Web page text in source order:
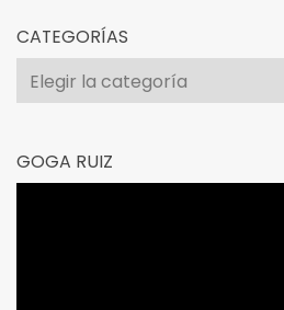
CATEGORÍAS
Categorías
GOGA RUIZ